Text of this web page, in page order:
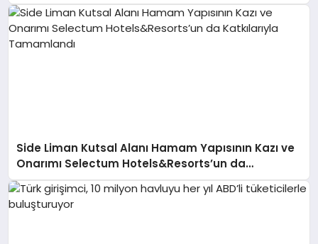
Side Liman Kutsal Alanı Hamam Yapısının Kazı ve
Onarımı Selectum Hotels&Resorts’un da
Katkılarıyla Tamamlandı